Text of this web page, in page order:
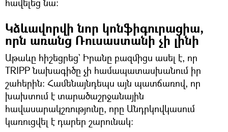
Կձևավորվի նոր կոնֆիգուրացիա,
որն առանց Ռուսաստանի չի լինի
Աթաևը հիշեցրեց` Իրանը բազմիցս ասել է, որ
TRIPP նախագիծը չի համապատասխանում իր
շահերին։ Համենայնդեպս այն պատճառով, որ
խախտում է տարածաշրջանային
հավասարակշռությունը, որը Անդրկովկասում
կառուցվել է դարեր շարունակ։